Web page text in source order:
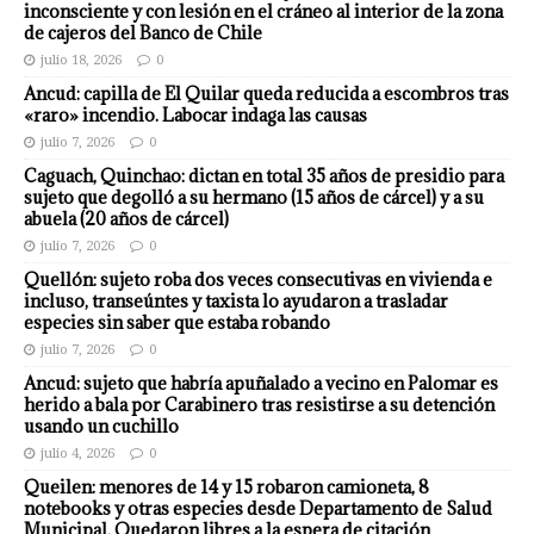
inconsciente y con lesión en el cráneo al interior de la zona
de cajeros del Banco de Chile
julio 18, 2026 0
Ancud: capilla de El Quilar queda reducida a escombros tras
«raro» incendio. Labocar indaga las causas
julio 7, 2026 0
Caguach, Quinchao: dictan en total 35 años de presidio para
sujeto que degolló a su hermano (15 años de cárcel) y a su
abuela (20 años de cárcel)
julio 7, 2026 0
Quellón: sujeto roba dos veces consecutivas en vivienda e
incluso, transeúntes y taxista lo ayudaron a trasladar
especies sin saber que estaba robando
julio 7, 2026 0
Ancud: sujeto que habría apuñalado a vecino en Palomar es
herido a bala por Carabinero tras resistirse a su detención
usando un cuchillo
julio 4, 2026 0
Queilen: menores de 14 y 15 robaron camioneta, 8
notebooks y otras especies desde Departamento de Salud